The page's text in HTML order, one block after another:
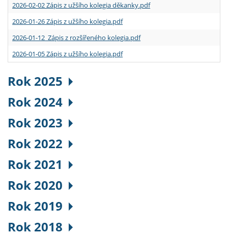
2026-02-02 Zápis z užšího kolegia děkanky.pdf
2026-01-26 Zápis z užšího kolegia.pdf
2026-01-12 Zápis z rozšířeného kolegia.pdf
2026-01-05 Zápis z užšího kolegia.pdf
Rok 2025
Rok 2024
Rok 2023
Rok 2022
Rok 2021
Rok 2020
Rok 2019
Rok 2018